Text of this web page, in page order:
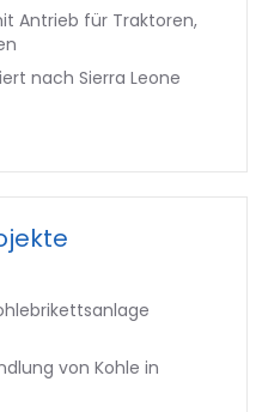
Antrieb für Traktoren,
nach Sierra Leone
von Kohle in